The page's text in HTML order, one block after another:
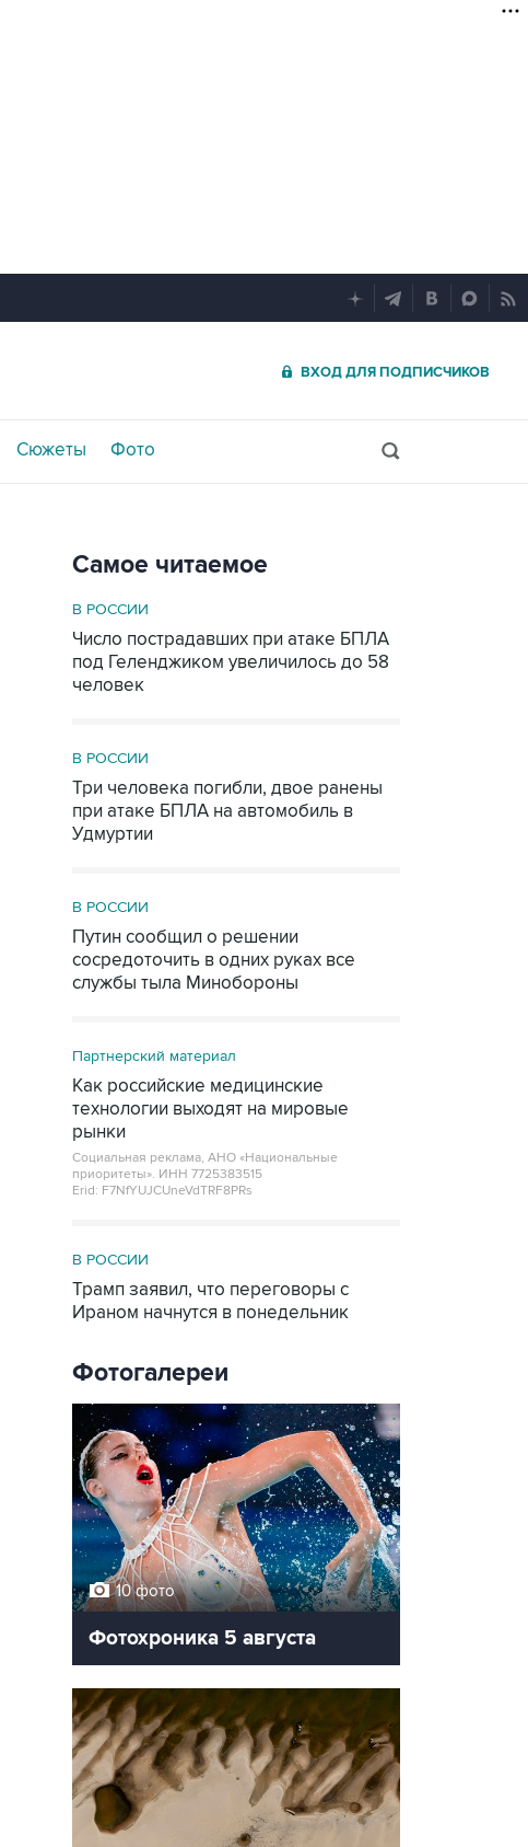
ВХОД ДЛЯ ПОДПИСЧИКОВ
Сюжеты Фото
Самое читаемое
В РОССИИ
Число пострадавших при атаке БПЛА
под Геленджиком увеличилось до 58
человек
В РОССИИ
Три человека погибли, двое ранены
при атаке БПЛА на автомобиль в
Удмуртии
В РОССИИ
Путин сообщил о решении
сосредоточить в одних руках все
службы тыла Минобороны
Партнерский материал
Как российские медицинские
технологии выходят на мировые
рынки
Социальная реклама, АНО «Национальные
приоритеты». ИНН 7725383515
Erid: F7NfYUJCUneVdTRF8PRs
В РОССИИ
Трамп заявил, что переговоры с
Ираном начнутся в понедельник
Фотогалереи
10 фото
Фотохроника 5 августа